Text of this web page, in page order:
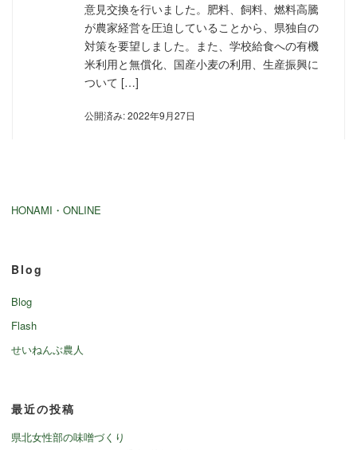
意見交換を行いました。肥料、飼料、燃料高騰
が農家経営を圧迫していることから、県独自の
対策を要望しました。また、学校給食への有機
米利用と無償化、国産小麦の利用、生産振興に
ついて […]
公開済み: 2022年9月27日
HONAMI・ONLINE
Blog
Blog
Flash
せいねんぶ農人
最近の投稿
県北女性部の味噌づくり